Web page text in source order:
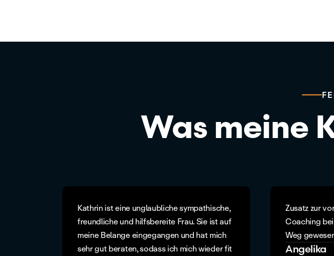
Was meine
Kathrin ist eine unglaubliche sympathische,
freundliche und hilfsbereite Frau. Sie ist auf
meine Belange eingegangen und hat mich
sehr gut beraten, sodass ich mich wieder fit
Zusatz zur
Coaching
Weg
Angelika